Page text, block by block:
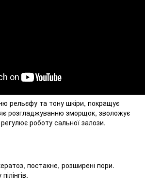
рельєфу та тону шкіри, покращує
розгладжуванню зморщок, зволожує
роботу сальної залози.
постакне, розширені пори.